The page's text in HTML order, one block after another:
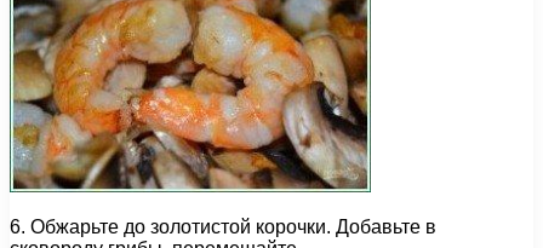
6. Обжарьте до золотистой корочки. Добавьте в